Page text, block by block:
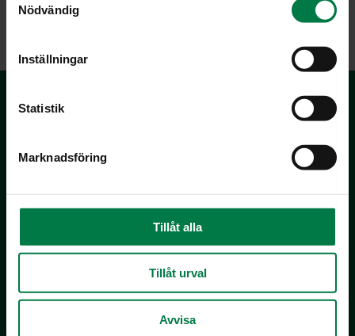
y
Nödvändig
Inställningar
Statistik
Marknadsföring
Tillåt alla
Tillåt urval
Avvisa
LATAA
Inhemska Trädgårdsprodukter
co MTK / Laatua Suomesta OY
00101 Helsinki